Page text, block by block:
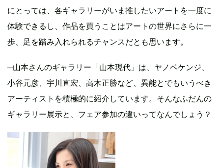
にとっては、各ギャラリーがいま推したいアートを一度に
体験できるし、作品を買うことはアートの世界にさらに一
歩、足を踏み入れられるチャンスだとも思います。
─山本さんのギャラリー「山本現代」は、ヤノベケンジ、
小谷元彦、宇川直宏、高木正勝など、異能とでもいうべき
アーティストを積極的に紹介しています。そんなふだんの
ギャラリー展示と、フェア参加の違いってなんでしょう？